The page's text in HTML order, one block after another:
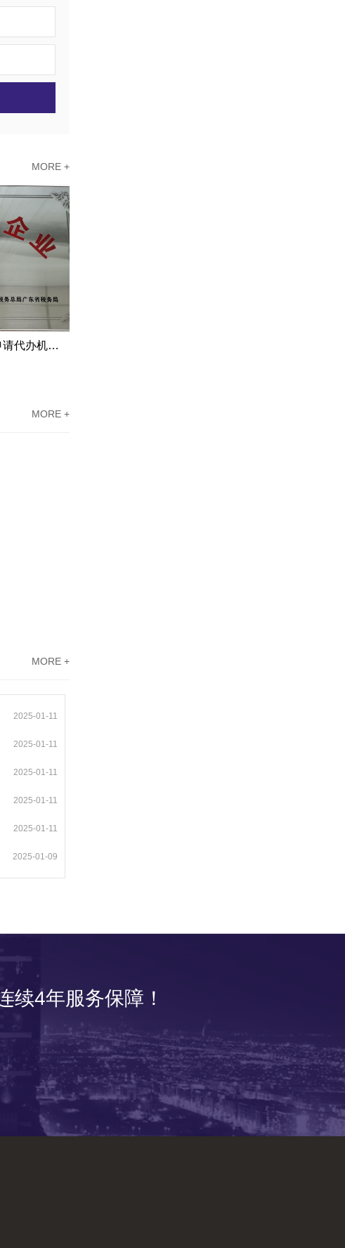
MORE +
江门市高新企业资质认定申请代办机构服务案例
MORE +
MORE +
2025-01-11
2025-01-11
2025-01-11
2025-01-11
2025-01-11
2025-01-09
续4年服务保障！